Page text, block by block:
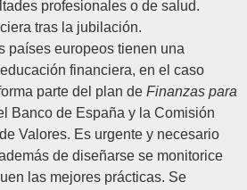
profesionales o de salud.
tras la jubilación.
países europeos tienen una
financiera, en el caso
parte del plan de Finanzas para
Banco de España y la Comisión
Valores. Es urgente y necesario
de diseñarse se monitorice
las mejores prácticas. Se